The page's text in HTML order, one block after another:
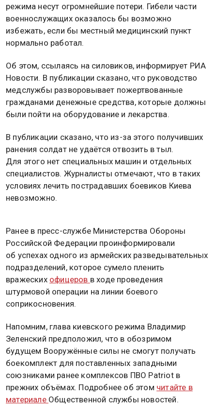
режима несут огромнейшие потери. Гибели части
военнослужащих оказалось бы возможно
избежать, если бы местный медицинский пункт
нормально работал.
Об этом, ссылаясь на силовиков, информирует РИА
Новости. В публикации сказано, что руководство
медслужбы разворовывает пожертвованные
гражданами денежные средства, которые должны
были пойти на оборудование и лекарства.
В публикации сказано, что из-за этого получивших
ранения солдат не удаётся отвозить в тыл.
Для этого нет специальных машин и отдельных
специалистов. Журналисты отмечают, что в таких
условиях лечить пострадавших боевиков Киева
невозможно.
Ранее в пресс-службе Министерства Обороны
Российской Федерации проинформировали
об успехах одного из армейских разведывательных
подразделений, которое сумело пленить
вражеских офицеров в ходе проведения
штурмовой операции на линии боевого
соприкосновения.
Напомним, глава киевского режима Владимир
Зеленский предположил, что в обозримом
будущем Вооружённые силы не смогут получать
боекомплект для поставленных западными
союзниками ранее комплексов ПВО Patriot в
прежних объёмах. Подробнее об этом читайте в
материале Общественной службы новостей.